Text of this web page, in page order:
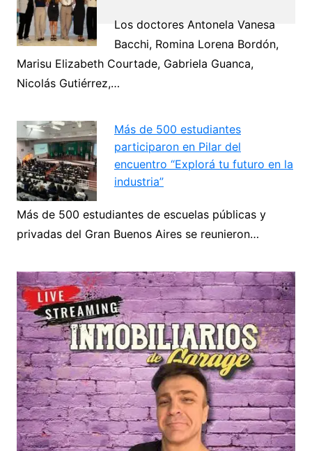
Los doctores Antonela Vanesa
Bacchi, Romina Lorena Bordón,
Marisu Elizabeth Courtade, Gabriela Guanca,
Nicolás Gutiérrez,…
Más de 500 estudiantes
participaron en Pilar del
encuentro “Explorá tu futuro en la
industria”
Más de 500 estudiantes de escuelas públicas y
privadas del Gran Buenos Aires se reunieron…
Navegación
de